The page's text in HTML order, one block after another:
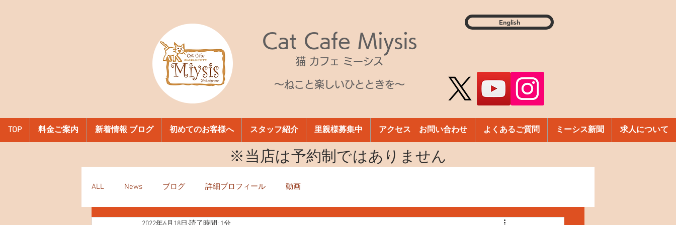
Cat Cafe Miysis
猫 カフェ ミーシス
～ねこと楽しいひとときを～
English
TOP 料金ご案内 新着情報 ブログ 初めてのお客様へ スタッフ紹介 里親様募集中 アクセス お問い合わせ よくあるご質問 ミーシス新聞 求人について
​※当店は予約制ではありません
ALL News ブログ 詳細プロフィール 動画